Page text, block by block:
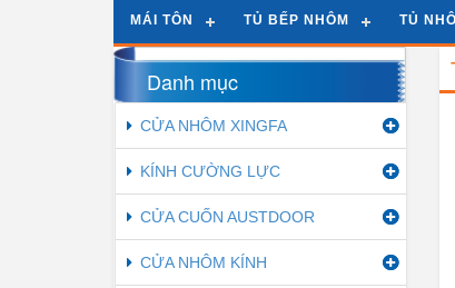
MÁI TÔN TỦ BẾP NHÔM TỦ
Danh mục
CỬA NHÔM XINGFA
KÍNH CƯỜNG LỰC
CỬA CUỐN AUSTDOOR
CỬA NHÔM KÍNH